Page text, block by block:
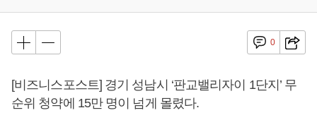
0
[비즈니스포스트] 경기 성남시 ‘판교밸리자이 1단지’ 무
순위 청약에 15만 명이 넘게 몰렸다.